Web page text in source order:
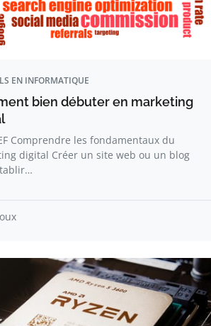
EN INFORMATIQUE
bien débuter en marketing
Comprendre les fondamentaux du
digital Créer un site web ou un blog